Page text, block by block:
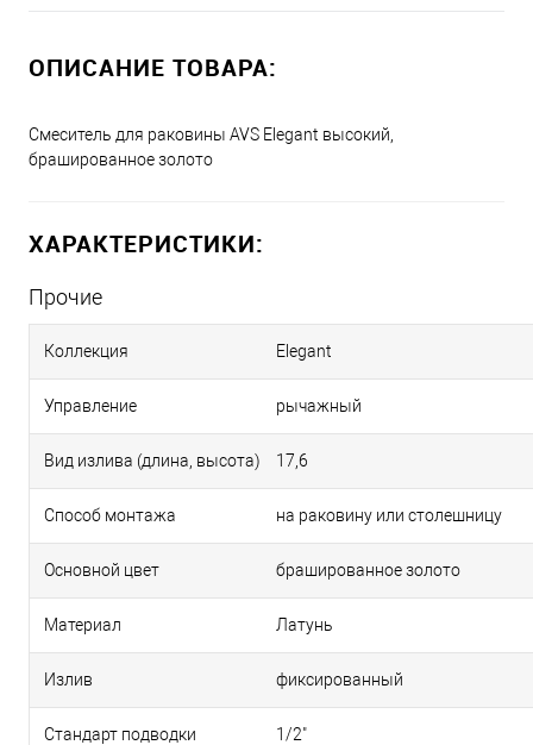
ОПИСАНИЕ ТОВАРА:
Смеситель для раковины AVS Elegant высокий,
брашированное золото
ХАРАКТЕРИСТИКИ:
Прочие
Коллекция Elegant
Управление рычажный
Вид излива (длина, высота) 17,6
Способ монтажа на раковину или столешницу
Основной цвет брашированное золото
Материал Латунь
Излив фиксированный
Стандарт подводки 1/2"